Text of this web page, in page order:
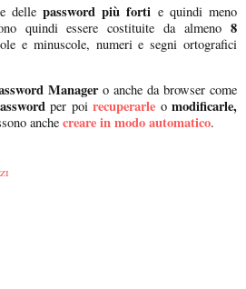
dellepassword più forti e quindi meno
quindi essere costituite da almeno 8
e minuscole, numeri e segni ortografici
Managero anche da browser come
per poi recuperarle o modificarle,
anche creare in modo automatico.